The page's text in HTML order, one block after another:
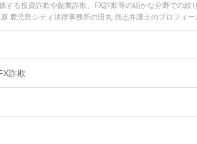
する投資詐欺や副業詐欺、FX詐欺等の細かな分野での
鹿児島シティ法律事務所の田丸 啓志弁護士のプロフィ
護士に相談したい』『FX詐欺のトラブル解決の実績豊
お困りの相談者さんにおすすめです。
詐欺